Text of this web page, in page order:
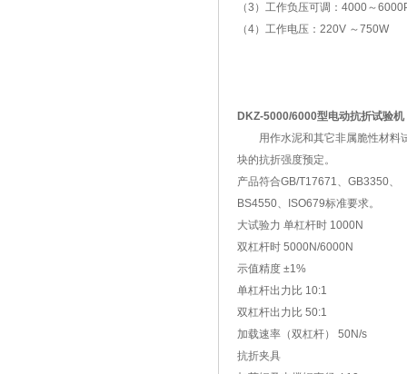
（3）工作负压可调：4000～
（4）工作电压：220V ～750W
DKZ-5000/6000型电动抗折试验机
用作水泥和其它非属脆性材料
块的抗折强度预定。
产品符合GB/T17671、GB3350、
BS4550、ISO679标准要求。
大试验力 单杠杆时 1000N
双杠杆时 5000N/6000N
示值精度 ±1%
单杠杆出力比 10:1
双杠杆出力比 50:1
加载速率（双杠杆） 50N/s
抗折夹具